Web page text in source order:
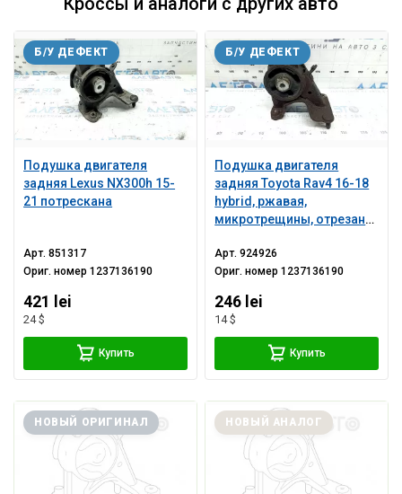
Подушка двигателя
задняя Lexus NX300h 15-
21 потрескана
Б/У ДЕФЕКТ
Арт.851317
Ориг. номер1237136190
421 lei
24 $
Купить
Подушка двигателя
задняя Toyota Rav4 16-18
hybrid, ржавая,
микротрещины, отрезана
Б/У ДЕФЕКТ
Арт.924926
Ориг. номер1237136190
246 lei
14 $
Купить
НОВЫЙ ОРИГИНАЛ НОВЫЙ АНАЛОГ